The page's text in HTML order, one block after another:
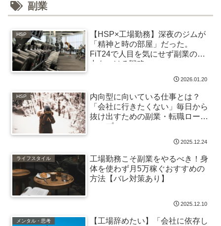
副業
HSP
【HSP×工場勤務】深夜のジムが
「精神と時の部屋」だった。
FiT24で人目を気にせず副業の体
力をつける戦略
2026.01.20
HSP
内向型に向いている仕事とは？
「会社に行きたくない」毎日から
抜け出すための副業・転職ロード
マップ
2025.12.24
ライフスタイル
工場勤務こそ副業をやるべき！身
体を使わず月5万稼ぐおすすめの
方法【バレ対策あり】
2025.12.10
メンタル・思考
【工場辞めたい】「会社に依存し